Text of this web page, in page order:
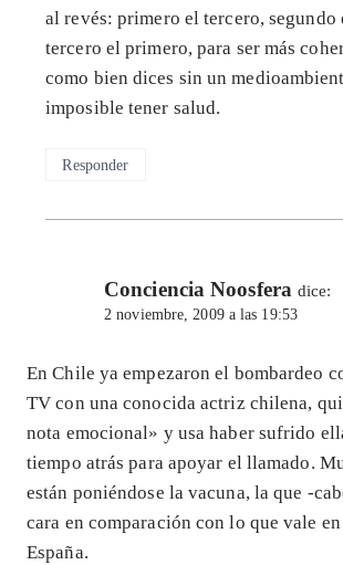
al revés: primero el tercero, segundo
tercero el primero, para ser más
como bien dices sin un
imposible tener salud.
Responder
Conciencia Noosfera dice:
2 noviembre, 2009 a las 19:53
En Chile ya empezaron el bombardeo
TV con una conocida actriz chilena,
nota emocional» y usa haber sufrido
tiempo atrás para apoyar el llamado.
están poniéndose la vacuna, la que -
cara en comparación con lo que vale
España.